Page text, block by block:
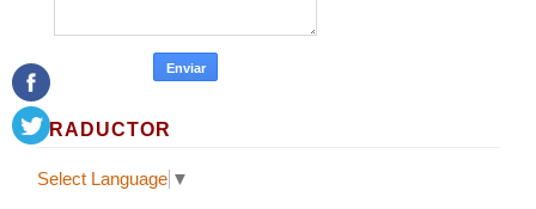
TRADUCTOR
Select Language ▼